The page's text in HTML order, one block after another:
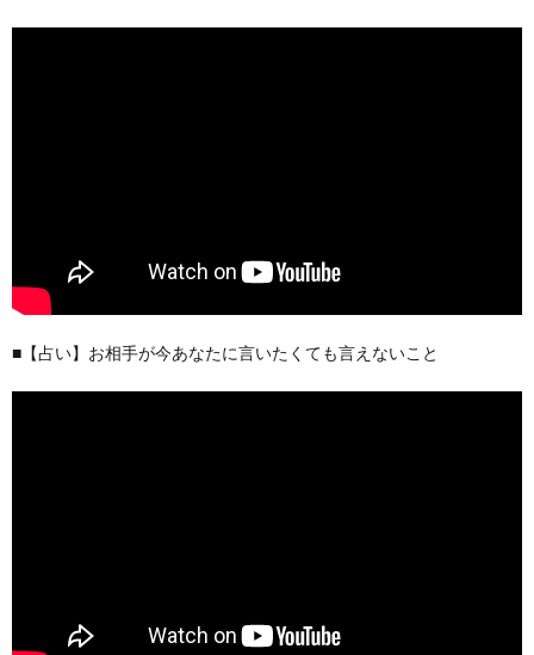
■【占い】お相手が今あなたに言いたくても言えないこと